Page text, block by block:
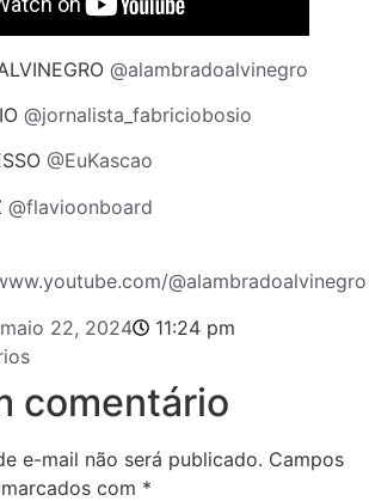
@alambradoalvinegro
@jornalista_fabriciobosio
@EuKascao
@flavioonboard
@alambradoalvinegro
maio 22, 2024
11:24 pm
comentário
e-mail não será publicado. Campos
com *